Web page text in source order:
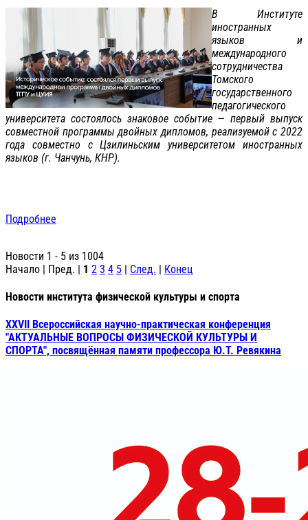
В Институте
иностранных
языков и
международного
сотрудничества
Томского
государственного
педагогического
университета состоялось знаковое событие — первый выпуск
совместной программы двойных дипломов, реализуемой с 2022
года совместно с Цзилиньским университетом иностранных
языков (г. Чанчунь, КНР).
Подробнее
Новости 1 - 5 из 1004
Начало | Пред. | 1 2 3 4 5 | След. | Конец
Новости института физической культуры и спорта
XXVII Всероссийская научно-практическая конференция
"АКТУАЛЬНЫЕ ВОПРОСЫ ФИЗИЧЕСКОЙ КУЛЬТУРЫ И
СПОРТА", посвящённая памяти профессора Ю.Т. Ревякина